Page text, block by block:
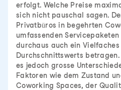
erfolgt. Welche Preise
sich nicht pauschal sagen.
Privatbüros in begehrten
umfassenden Servicepaketen
durchaus auch ein Vielfaches
Durchschnittswerts
es jedoch grosse
Faktoren wie dem Zustand
Coworking Spaces, der